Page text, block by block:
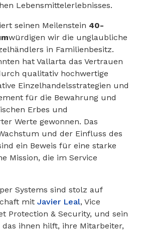
Lebensmittelerlebnisses.
seinen Meilenstein 40-
würdigen wir die unglaubliche
in Familienbesitz.
hat Vallarta das Vertrauen
qualitativ hochwertige
Einzelhandelsstrategien und
für die Bewahrung und
Erbes und
Werte gewonnen. Das
und der Einfluss des
ein Beweis für eine starke
Mission, die im Service
Systems sind stolz auf
mit Javier Leal, Vice
Protection & Security, und sein
das ihnen hilft, ihre Mitarbeiter,